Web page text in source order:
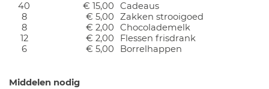
40
€ 15,00
Cadeaus
8
€ 5,00
Zakken strooigoed
8
€ 2,00
Chocolademelk
12
€ 2,00
Flessen frisdrank
6
€ 5,00 Borrelhappen
Middelen nodig